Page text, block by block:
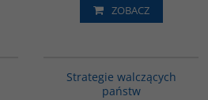
ZOBACZ
Strategie walczących
państw